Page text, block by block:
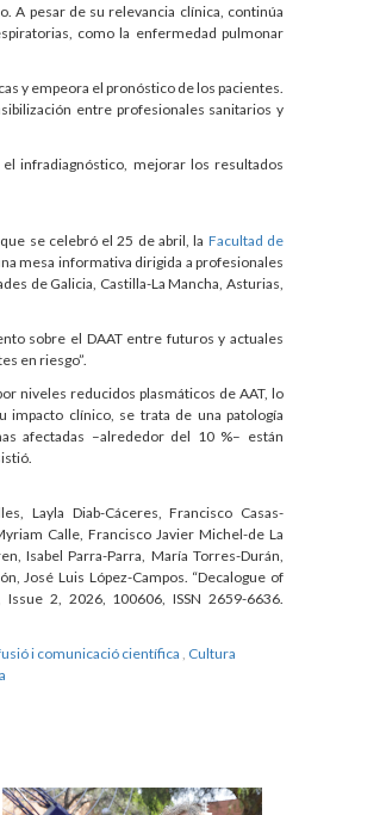
A pesar de su relevancia clínica, continúa
como la enfermedad pulmonar
y empeora el pronóstico de los pacientes.
entre profesionales sanitarios y
infradiagnóstico, mejorar los resultados
, que se celebró el 25 de abril, la Facultad de
mesa informativa dirigida a profesionales
de Galicia, Castilla-La Mancha, Asturias,
sobre el DAAT entre futuros y actuales
en riesgo”.
niveles reducidos plasmáticos de AAT, lo
impacto clínico, se trata de una patología
afectadas –alrededor del 10 %– están
Layla Diab-Cáceres, Francisco Casas-
Calle, Francisco Javier Michel-de La
Isabel Parra-Parra, María Torres-Durán,
José Luis López-Campos. “Decalogue of
2, 2026, 100606, ISSN 2659-6636.
i comunicació científica
Cultura